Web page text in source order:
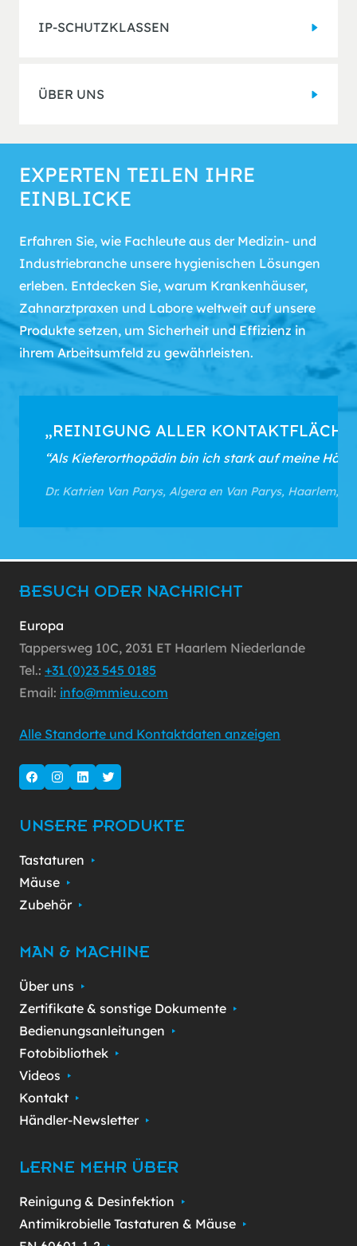
IP-SCHUTZKLASSEN
ÜBER UNS
EXPERTEN TEILEN IHRE
EINBLICKE
Erfahren Sie, wie Fachleute aus der Medizin- und
Industriebranche unsere hygienischen Lösungen
erleben. Entdecken Sie, warum Krankenhäuser,
Zahnarztpraxen und Labore weltweit auf unsere
Produkte setzen, um Sicherheit und Effizienz in
ihrem Arbeitsumfeld zu gewährleisten.
„REINIGUNG ALLER
“Als Kieferorthopädin bin ich stark auf meine
Dr. Katrien Van Parys, Algera en Van Parys, Haarlem,
BESUCH ODER NACHRICHT
Europa
Tappersweg 10C, 2031 ET Haarlem Niederlande
Tel.: +31 (0)23 545 0185
Email: info@mmieu.com
Alle Standorte und Kontaktdaten anzeigen
UNSERE PRODUKTE
Tastaturen
Mäuse
Zubehör
MAN & MACHINE
Über uns
Zertifikate & sonstige Dokumente
Bedienungsanleitungen
Fotobibliothek
Videos
Kontakt
Händler-Newsletter
LERNE MEHR ÜBER
Reinigung & Desinfektion
Antimikrobielle Tastaturen & Mäuse